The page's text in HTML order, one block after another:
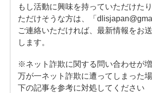
もし活動に興味を持っていただけた
ただけそうな方は、「
ご連絡いただければ、最新情報をお
します。
※ネット詐欺に関する問い合わせが増
万が一ネット詐欺に遭ってしまった
下の記事を参考に対処してください